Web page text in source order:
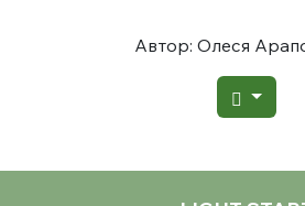
Автор: Олеся